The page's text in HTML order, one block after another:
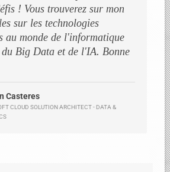
! Vous trouverez sur mon
sur les technologies
au monde de l'informatique
Big Data et de l'IA. Bonne
Casteres
CLOUD SOLUTION ARCHITECT - DATA &